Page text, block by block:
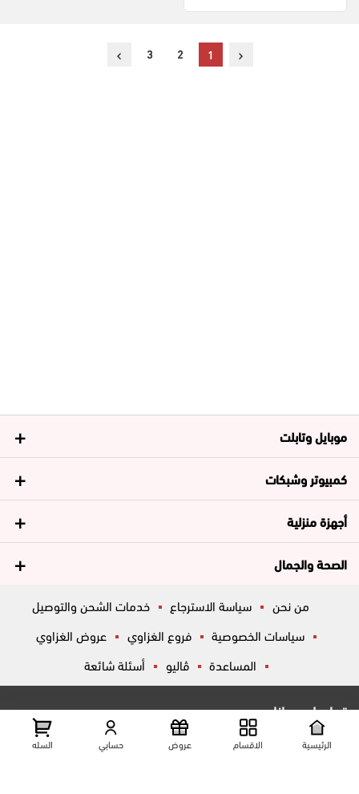
‹
1
2
3
›
موبايل وتابلت
كمبيوتر وشبكات
أجهزة منزلية
الصحة والجمال
من نحن سياسة الاسترجاع
خدمات الشحن والتوصيل
سياسات الخصوصية
فروع الغزاوي
عروض الغزاوي
المساعدة
ڤاليو أسئلة شائعة
تواصل معانا
شارع المكاتب, الزقازيق , الشرقية, مصر
عرض علي الخريطه
الرئيسية الاقسام عروض حسابي السله